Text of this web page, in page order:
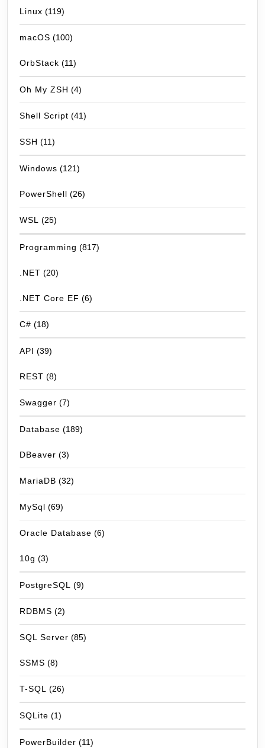
Linux (119)
macOS (100)
OrbStack (11)
Oh My ZSH (4)
Shell Script (41)
SSH (11)
Windows (121)
PowerShell (26)
WSL (25)
Programming (817)
.NET (20)
.NET Core EF (6)
C# (18)
API (39)
REST (8)
Swagger (7)
Database (189)
DBeaver (3)
MariaDB (32)
MySql (69)
Oracle Database (6)
10g (3)
PostgreSQL (9)
RDBMS (2)
SQL Server (85)
SSMS (8)
T-SQL (26)
SQLite (1)
PowerBuilder (11)